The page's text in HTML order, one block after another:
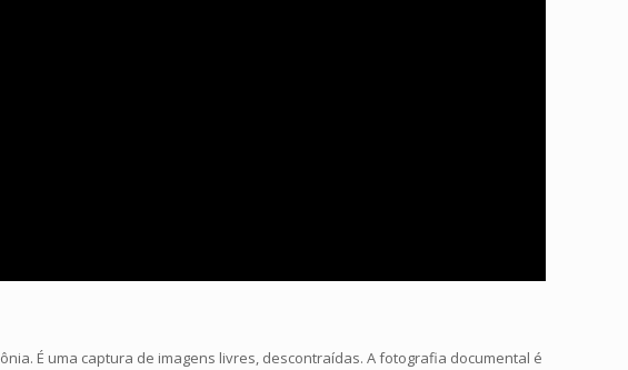
É uma captura de imagens livres, descontraídas. A fotografia documental é